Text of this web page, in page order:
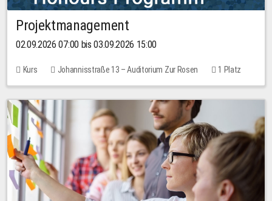
Projektmanagement
02.09.2026 07:00 bis 03.09.2026 15:00
Kurs Johannisstraße 13 – Auditorium Zur Rosen 1 Platz